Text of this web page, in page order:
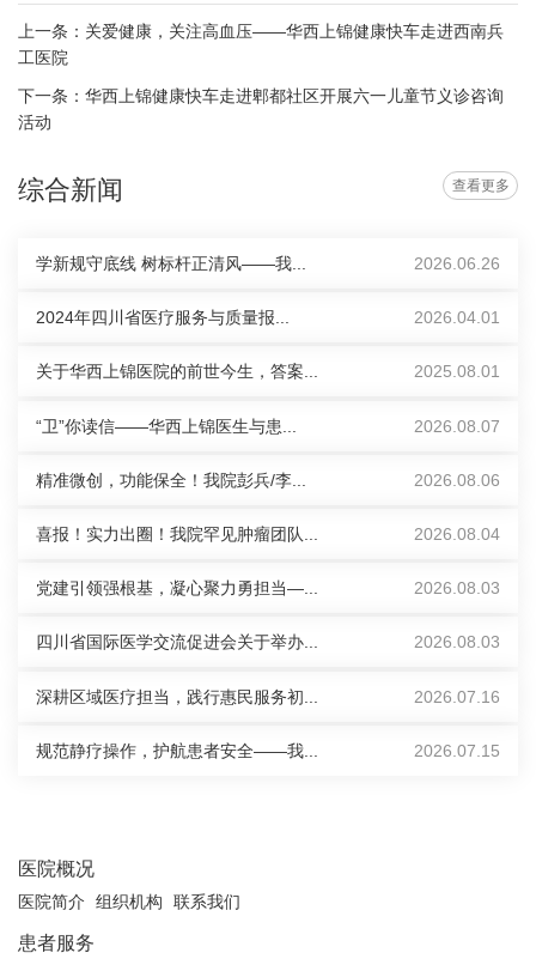
上一条：关爱健康，关注高血压——华西上锦健康快车走进西南兵
工医院
下一条：华西上锦健康快车走进郫都社区开展六一儿童节义诊咨询
活动
综合新闻 查看更多
学新规守底线 树标杆正清风——我... 2026.06.26
2024年四川省医疗服务与质量报... 2026.04.01
关于华西上锦医院的前世今生，答案... 2025.08.01
“卫”你读信——华西上锦医生与患... 2026.08.07
精准微创，功能保全！我院彭兵/李... 2026.08.06
喜报！实力出圈！我院罕见肿瘤团队... 2026.08.04
党建引领强根基，凝心聚力勇担当—... 2026.08.03
四川省国际医学交流促进会关于举办... 2026.08.03
深耕区域医疗担当，践行惠民服务初... 2026.07.16
规范静疗操作，护航患者安全——我... 2026.07.15
医院概况
医院简介 组织机构 联系我们
患者服务